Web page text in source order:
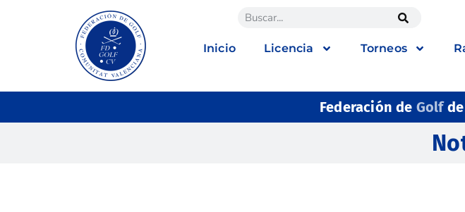
Inicio Licencia Torneos
Federación de Golf